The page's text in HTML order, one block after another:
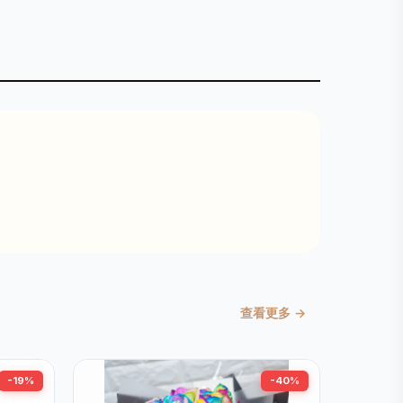
查看更多 →
-19% -40%